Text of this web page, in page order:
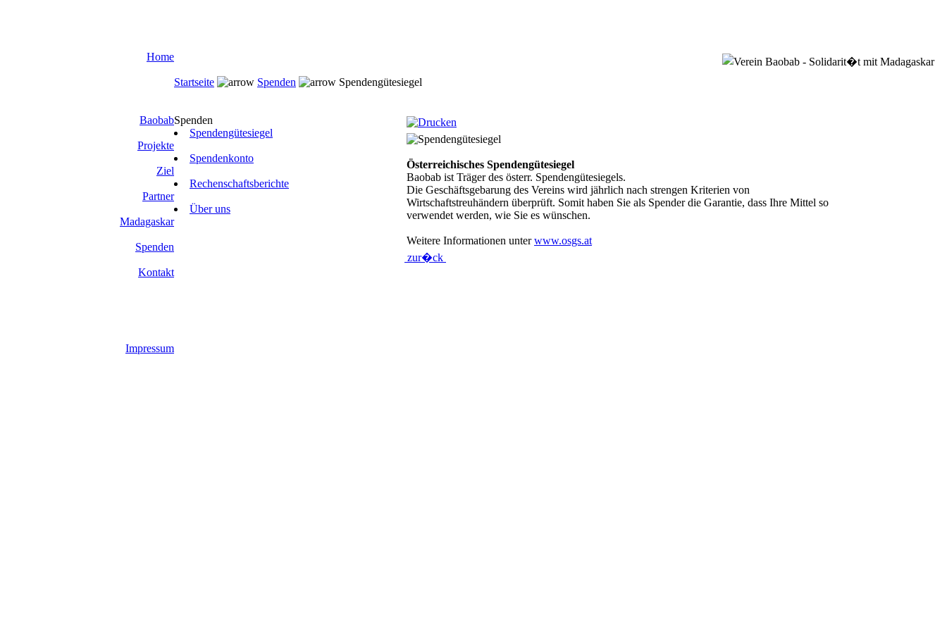
Home
Baobab
Projekte
Ziel
Partner
Madagaskar
Spenden
Kontakt
Impressum
Startseite Spenden Spendengütesiegel
Spenden
Spendengütesiegel
Spendenkonto
Rechenschaftsberichte
Über uns
Österreichisches Spendengütesiegel
Baobab ist Träger des österr. Spendengütesiegels.
Die Geschäftsgebarung des Vereins wird jährlich nach strengen Kriterien von
Wirtschaftstreuhändern überprüft. Somit haben Sie als Spender die Garantie, dass Ihre Mittel so
verwendet werden, wie Sie es wünschen.
Weitere Informationen unterwww.osgs.at
zur�ck